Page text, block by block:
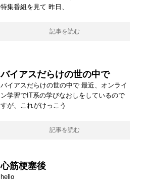
特集番組を見て 昨日、
記事を読む
バイアスだらけの世の中で
バイアスだらけの世の中で 最近、オンライ
ン学習でIT系の学びなおしをしているので
すが、これがけっこう
記事を読む
心筋梗塞後
hello